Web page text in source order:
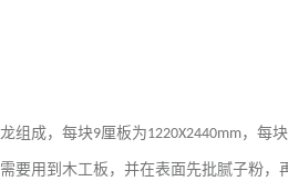
组成，每块9厘板为1220X2440mm，每
要用到木工板，并在表面先批腻子粉